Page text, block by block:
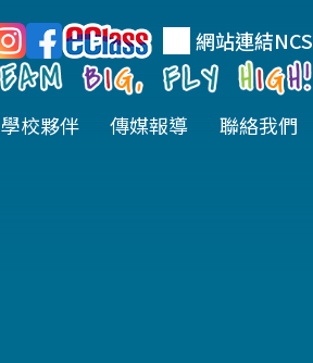
網站連結NCS
學校夥伴 傳媒報導 聯絡我們